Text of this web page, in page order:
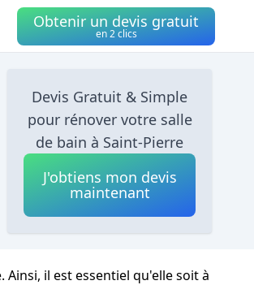
Obtenir un devis gratuit
en 2 clics
Devis Gratuit & Simple
pour rénover votre salle
de bain à Saint-Pierre
J'obtiens mon devis
maintenant
il est essentiel qu'elle soit à